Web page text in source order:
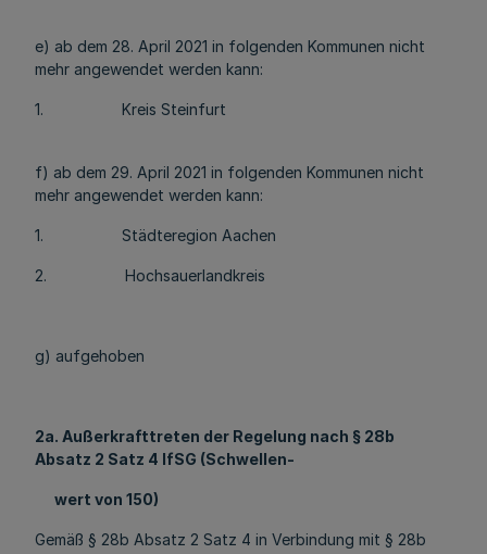
e) ab dem 28. April 2021 in folgenden Kommunen nicht
mehr angewendet werden kann:
1. Kreis Steinfurt
f) ab dem 29. April 2021 in folgenden Kommunen nicht
mehr angewendet werden kann:
1. Städteregion Aachen
2. Hochsauerlandkreis
g) aufgehoben
2a. Außerkrafttreten der Regelung nach § 28b
Absatz 2 Satz 4 IfSG (Schwellen-
wert von 150)
Gemäß § 28b Absatz 2 Satz 4 in Verbindung mit § 28b